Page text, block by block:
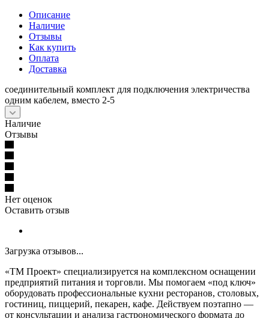
Описание
Наличие
Отзывы
Как купить
Оплата
Доставка
соединительный комплект для подключения электричества
одним кабелем, вместо 2-5
Наличие
Отзывы
Нет оценок
Оставить отзыв
Загрузка отзывов...
«ТМ Проект» специализируется на комплексном оснащении
предприятий питания и торговли. Мы помогаем «под ключ»
оборудовать профессиональные кухни ресторанов, столовых,
гостиниц, пиццерий, пекарен, кафе. Действуем поэтапно —
от консультации и анализа гастрономического формата до